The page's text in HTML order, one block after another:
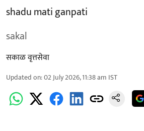
shadu mati ganpati
sakal
सकाळ वृत्तसेवा
Updated on:02 July 2026, 11:38 am IST